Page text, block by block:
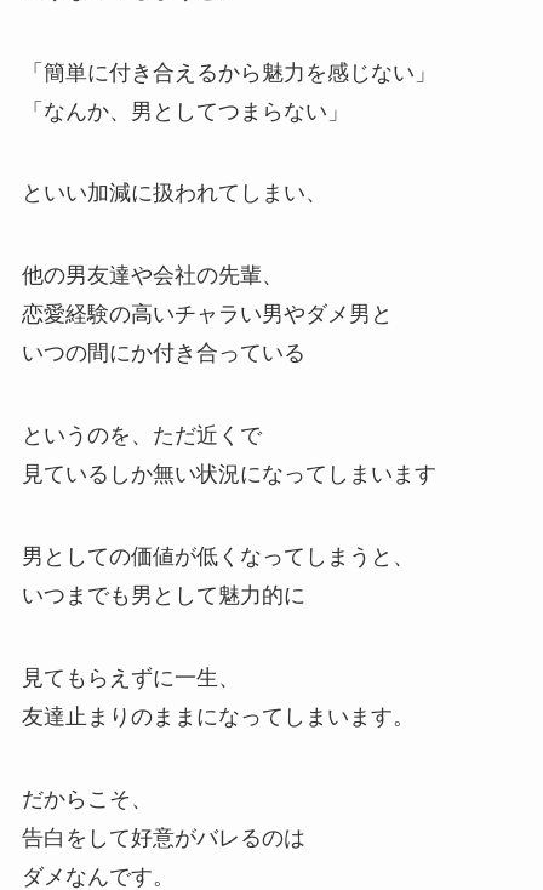
「簡単に付き合えるから魅力を感じない」
「なんか、男としてつまらない」
といい加減に扱われてしまい、
他の男友達や会社の先輩、
恋愛経験の高いチャラい男やダメ男と
いつの間にか付き合っている
というのを、ただ近くで
見ているしか無い状況になってしまいます
男としての価値が低くなってしまうと、
いつまでも男として魅力的に
見てもらえずに一生、
友達止まりのままになってしまいます。
だからこそ、
告白をして好意がバレるのは
ダメなんです。